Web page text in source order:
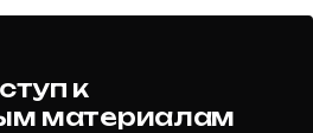
к
материалам